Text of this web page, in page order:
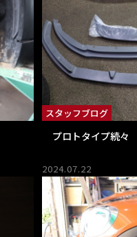
スタッフブログ
プロトタイプ続々
2024.07.22